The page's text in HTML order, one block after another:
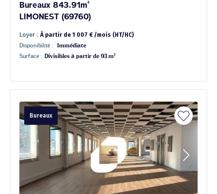
Bureaux 843.91m²
LIMONEST (69760)
Loyer : À partir de 1 007 € /mois (HT/HC)
Disponibilité :
Immédiate
Surface : Divisibles à partir de 93 m²
Bureaux